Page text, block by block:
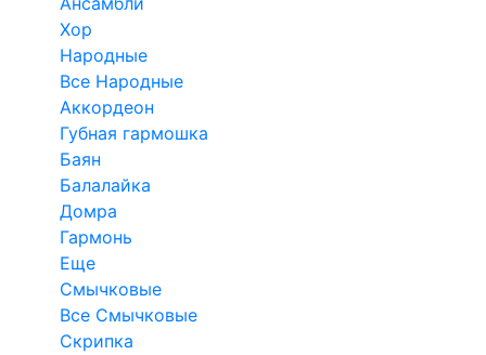
Хор
Народные
Все Народные
Аккордеон
Губная гармошка
Баян
Балалайка
Домра
Гармонь
Еще
Смычковые
Все Смычковые
Скрипка